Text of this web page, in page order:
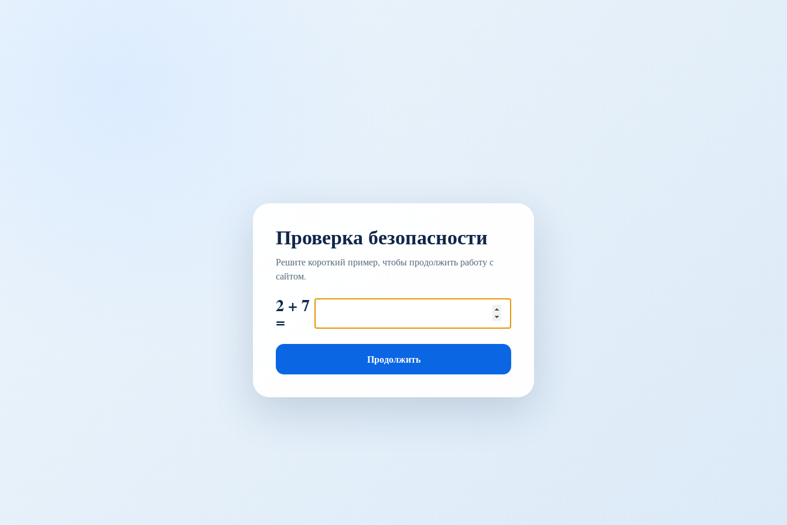
Проверка безопасности
Решите короткий пример, чтобы продолжить работу с
сайтом.
2 + 7
=
Продолжить